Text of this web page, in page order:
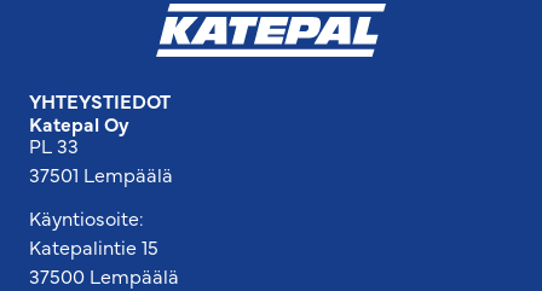
YHTEYSTIEDOT
Katepal Oy
PL 33
37501 Lempäälä
Käyntiosoite:
Katepalintie 15
37500 Lempäälä